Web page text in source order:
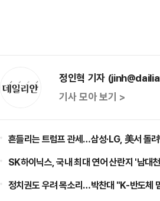
정인혁 기자
기사 모아 보기 >
흔들리는 트럼프 관세…삼성·LG, 美서 돌
SK하이닉스, 국내 최대 연어 산란지 '남대
정치권도 우려 목소리…박찬대 "K-반도체